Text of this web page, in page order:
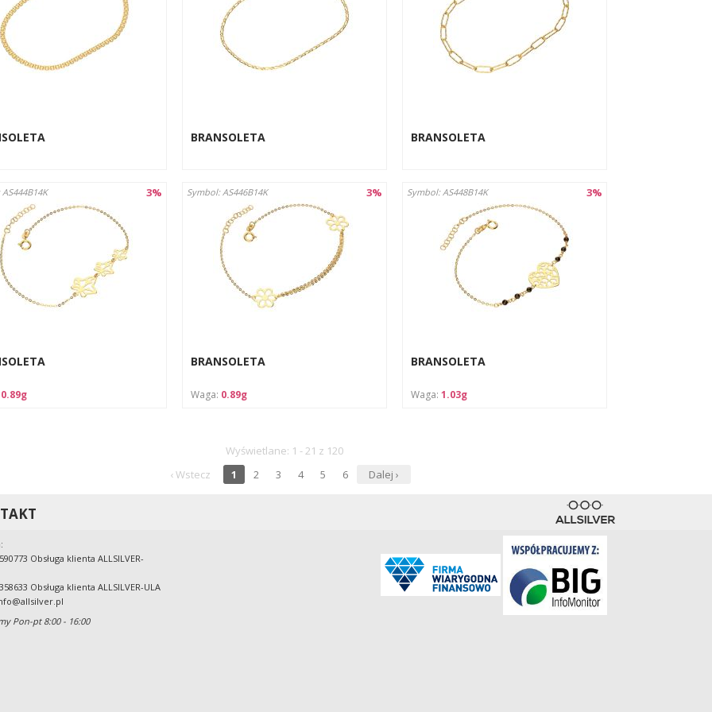
BRANSOLETA BRANSOLETA
3%
0.89g
3%
Symbol: AS446B14K
BRANSOLETA
Waga: 0.89g
3%
Symbol: AS448B14K
BRANSOLETA
Waga: 1.03g
Wyświetlane: 1 - 21 z 120
‹ Wstecz
1 2 3 4 5 6 Dalej ›
Obsługa klienta ALLSILVER-
Obsługa klienta ALLSILVER-ULA
Pon-pt 8:00 - 16:00